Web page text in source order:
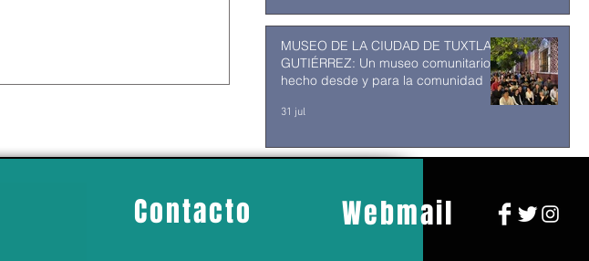
MUSEO DE LA CIUDAD DE TUXTLA
GUTIÉRREZ: Un museo comunitario
hecho desde y para la comunidad
31 jul
Contacto Webmail